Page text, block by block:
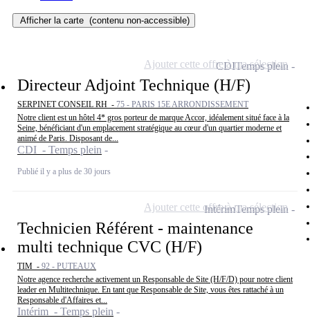
Afficher la carte (contenu non-accessible)
Directeur Adjoint Technique (H/F)
SERPINET CONSEIL RH - 75 - PARIS 15E ARRONDISSEMENT
Notre client est un hôtel 4* gros porteur de marque Accor, idéalement situé face à la
Seine, bénéficiant d'un emplacement stratégique au cœur d'un quartier moderne et
animé de Paris. Disposant de...
CDI - Temps plein
Publié il y a plus de 30 jours
CDITemps plein
Ajouter cette offre à ma sélection
Technicien Référent - maintenance
multi technique CVC (H/F)
TIM - 92 - PUTEAUX
Notre agence recherche activement un Responsable de Site (H/F/D) pour notre client
leader en Multitechnique. En tant que Responsable de Site, vous êtes rattaché à un
Responsable d'Affaires et...
Intérim - Temps plein
IntérimTemps plein
Ajouter cette offre à ma sélection